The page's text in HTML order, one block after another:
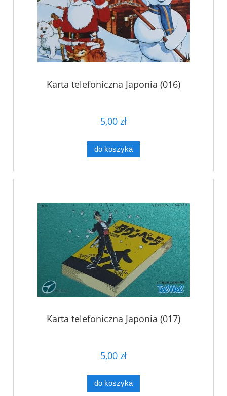
Karta telefoniczna Japonia (016)
5,00 zł
do koszyka
Karta telefoniczna Japonia (017)
5,00 zł
do koszyka